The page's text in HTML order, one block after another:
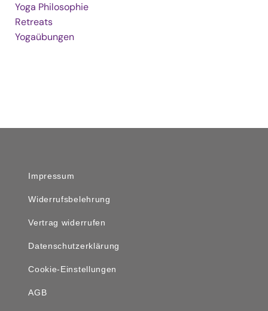
Yoga Philosophie
Retreats
Yogaübungen
Impressum
Widerrufsbelehrung
Vertrag widerrufen
Datenschutzerklärung
Cookie-Einstellungen
AGB